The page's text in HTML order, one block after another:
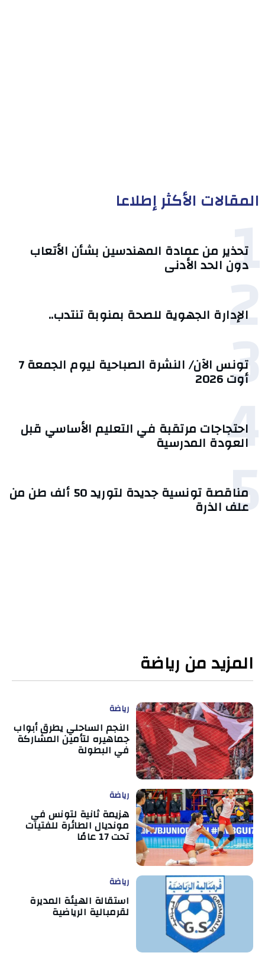
المقالات الأكثر إطلاعا
1
تحذير من عمادة المهندسين بشأن الأتعاب
دون الحد الأدنى
2
الإدارة الجهوية للصحة بمنوبة تنتدب..
3 تونس الآن/ النشرة الصباحية ليوم الجمعة 7
أوت 2026
4
احتجاجات مرتقبة في التعليم الأساسي قبل
العودة المدرسية
5 مناقصة تونسية جديدة لتوريد 50 ألف طن من
علف الذرة
المزيد من رياضة
رياضة
النجم الساحلي يطرق أبواب
جماهيره لتأمين المشاركة
في البطولة
رياضة
هزيمة ثانية لتونس في
مونديال الطائرة للفتيات
تحت 17 عامًا
رياضة
استقالة الهيئة المديرة
لقرمبالية الرياضية